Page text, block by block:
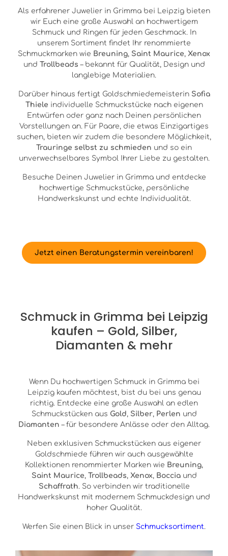
Als erfahrener Juwelier in Grimma bei Leipzig bieten
wir Euch eine große Auswahl an hochwertigem
Schmuck und Ringen für jeden Geschmack. In
unserem Sortiment findet Ihr renommierte
Schmuckmarken wie Breuning, Saint Maurice, Xenox
und Trollbeads – bekannt für Qualität, Design und
langlebige Materialien.
Darüber hinaus fertigt Goldschmiedemeisterin Sofia
Thiele individuelle Schmuckstücke nach eigenen
Entwürfen oder ganz nach Deinen persönlichen
Vorstellungen an. Für Paare, die etwas Einzigartiges
suchen, bieten wir zudem die besondere Möglichkeit,
Trauringe selbst zu schmieden und so ein
unverwechselbares Symbol Ihrer Liebe zu gestalten.
Besuche Deinen Juwelier in Grimma und entdecke
hochwertige Schmuckstücke, persönliche
Handwerkskunst und echte Individualität.
Jetzt einen Beratungstermin vereinbaren!
Schmuck in Grimma bei Leipzig
kaufen – Gold, Silber,
Diamanten & mehr
Wenn Du hochwertigen Schmuck in Grimma bei
Leipzig kaufen möchtest, bist du bei uns genau
richtig. Entdecke eine große Auswahl an edlen
Schmuckstücken aus Gold, Silber, Perlen und
Diamanten – für besondere Anlässe oder den Alltag.
Neben exklusiven Schmuckstücken aus eigener
Goldschmiede führen wir auch ausgewählte
Kollektionen renommierter Marken wie Breuning,
Saint Maurice, Trollbeads, Xenox, Bocciaund
Schaffrath. So verbinden wir traditionelle
Handwerkskunst mit modernem Schmuckdesign und
hoher Qualität.
Werfen Sie einen Blick in unser Schmucksortiment.